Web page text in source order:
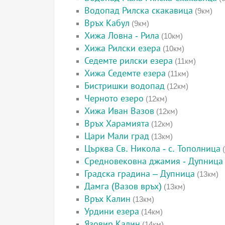
Водопад Рилска скакавица (9км)
Връх Кабул (9км)
Хижа Ловна - Рила (10км)
Хижа Рилски езера (10км)
Седемте рилски езера (11км)
Хижа Седемте езера (11км)
Бистришки водопад (12км)
Черното езеро (12км)
Хижа Иван Вазов (12км)
Връх Харамията (12км)
Цари Мали град (13км)
Църква Св. Никола - с. Тополница
Средновековна джамия - Дупница
Градска градина – Дупница (13км)
Дамга (Вазов връх) (13км)
Връх Калин (13км)
Урдини езера (14км)